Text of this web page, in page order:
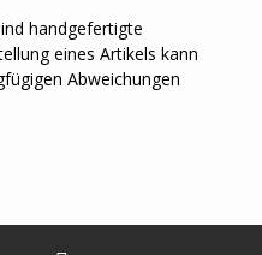
handgefertigte
eines Artikels kann
Abweichungen